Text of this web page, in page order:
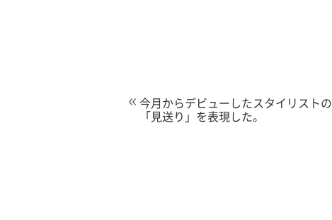
今月からデビューしたスタイリストの
「見送り」を表現した。